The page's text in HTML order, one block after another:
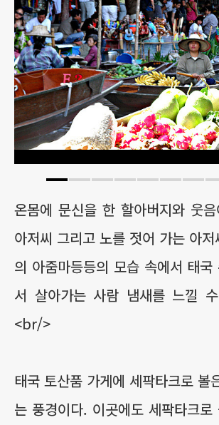
온몸에 문신을 한 할아버지와 웃
아저씨 그리고 노를 젓어 가는 아
의 아줌마등등의 모습 속에서 태국
서 살아가는 사람 냄새를 느낄
<br/>
태국 토산품 가게에 세팍타크로 볼
는 풍경이다. 이곳에도 세팍타크